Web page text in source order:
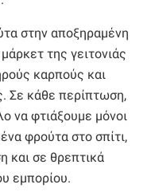
στην αποξηραμένη
της γειτονιάς
καρπούς και
Σε κάθε περίπτωση,
να φτιάξουμε μόνοι
φρούτα στο σπίτι,
και σε θρεπτικά
εμπορίου.